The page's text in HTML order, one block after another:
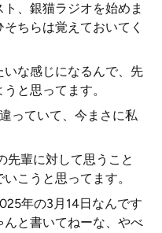
、銀猫ラジオを始めま
ちらは覚えておいてく
いな感じになるんで、先
と思ってます。
っていて、今まさに私
先輩に対して思うこと
こうと思ってます。
年の3月14日なんです
と書いてねーな、やべ